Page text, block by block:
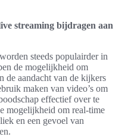
streaming bijdragen aan
steeds populairder in
de mogelijkheid om
de aandacht van de kijkers
maken van video’s om
effectief over te
mogelijkheid om real-time
en een gevoel van